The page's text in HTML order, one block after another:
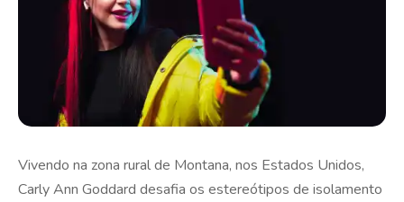
Vivendo na zona rural de Montana, nos Estados Unidos,
Carly Ann Goddard desafia os estereótipos de isolamento